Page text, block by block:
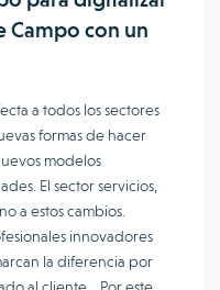
Campo con un
a todos los sectores
formas de hacer
modelos
El sector servicios,
a estos cambios.
innovadores
la diferencia por